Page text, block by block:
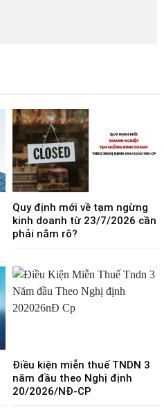
Quy định mới về tạm ngừng
kinh doanh từ 23/7/2026 cần
phải nắm rõ?
Điều kiện miễn thuế TNDN 3
năm đầu theo Nghị định
20/2026/NĐ-CP